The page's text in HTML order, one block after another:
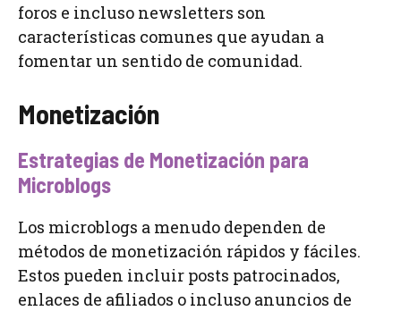
foros e incluso newsletters son
características comunes que ayudan a
fomentar un sentido de comunidad.
Monetización
Estrategias de Monetización para
Microblogs
Los microblogs a menudo dependen de
métodos de monetización rápidos y fáciles.
Estos pueden incluir posts patrocinados,
enlaces de afiliados o incluso anuncios de